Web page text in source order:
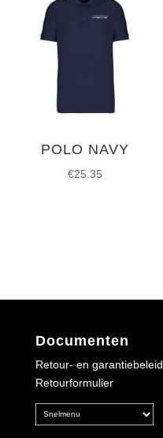
POLO NAVY
€25.35
Documenten
Retour- en garantiebeleid
Retourformulier